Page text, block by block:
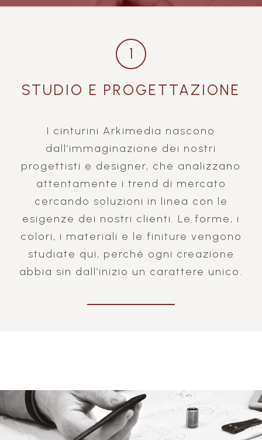
1
STUDIO E PROGETTAZIONE
I cinturini Arkimedia nascono
dall’immaginazione dei nostri
progettisti e designer, che analizzano
attentamente i trend di mercato
cercando soluzioni in linea con le
esigenze dei nostri clienti. Le forme, i
colori, i materiali e le finiture vengono
studiate qui, perché ogni creazione
abbia sin dall’inizio un carattere unico.